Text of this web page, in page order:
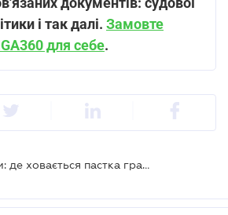
і так далі. Замовте
для себе.
Імпортні розрахунки: де ховається пастка граничних строків